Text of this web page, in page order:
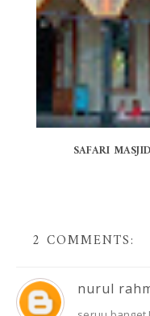
SAFARI
2 COMMENTS:
nurul